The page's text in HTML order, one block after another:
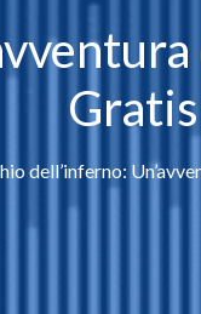
Gratis
dell’inferno: